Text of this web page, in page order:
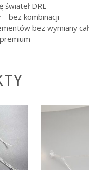
DRL
– bez kombinacji
bez wymiany